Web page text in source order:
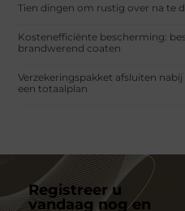
Tien dingen om rustig over na te
Kostenefficiënte bescherming:
brandwerend coaten
Verzekeringspakket afsluiten
een totaalplan
Registreer u
vandaag nog en